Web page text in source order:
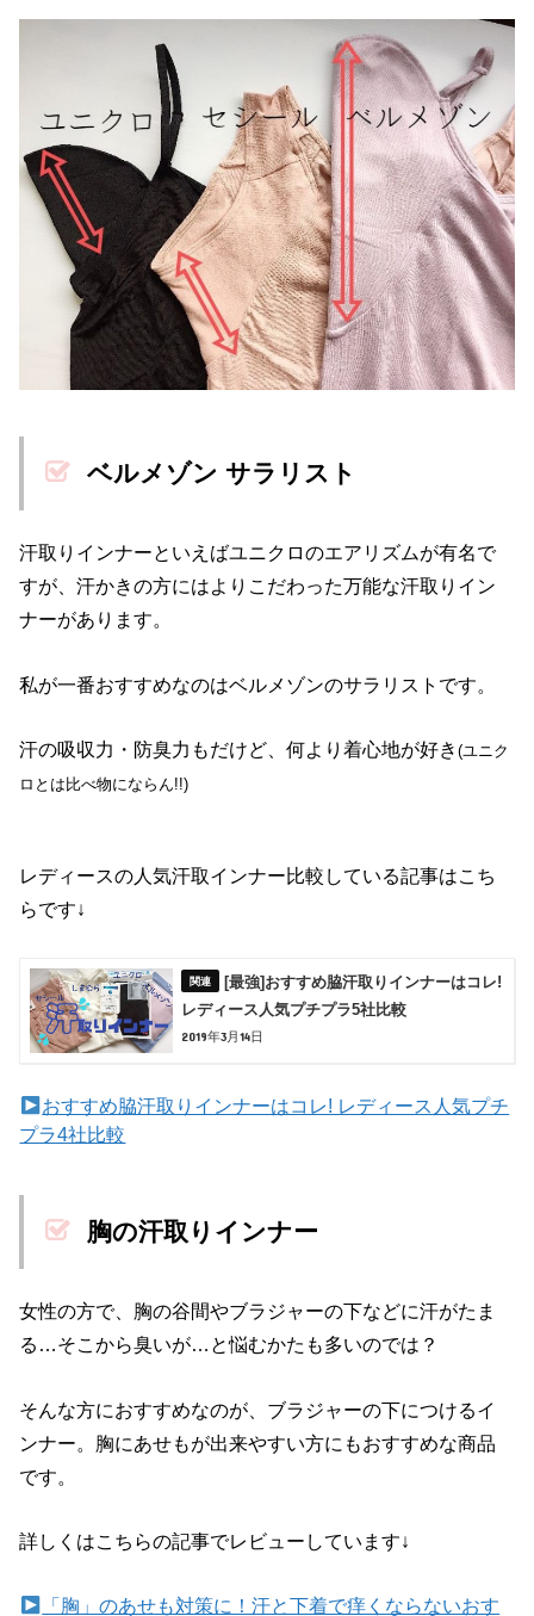
ベルメゾン サラリスト
汗取りインナーといえばユニクロのエアリズムが有名で
すが、汗かきの方にはよりこだわった万能な汗取りイン
ナーがあります。
私が一番おすすめなのはベルメゾンのサラリストです。
汗の吸収力・防臭力もだけど、何より着心地が好き(ユニク
ロとは比べ物にならん!!)
レディースの人気汗取インナー比較している記事はこち
らです↓
[最強]おすすめ脇汗取りインナーはコレ!
レディース人気プチプラ5社比較
2019年3月14日
おすすめ脇汗取りインナーはコレ! レディース人気プチ
プラ4社比較
胸の汗取りインナー
女性の方で、胸の谷間やブラジャーの下などに汗がたま
る…そこから臭いが…と悩むかたも多いのでは？
そんな方におすすめなのが、ブラジャーの下につけるイ
ンナー。胸にあせもが出来やすい方にもおすすめな商品
です。
詳しくはこちらの記事でレビューしています↓
「胸」のあせも対策に！汗と下着で痒くならないおす